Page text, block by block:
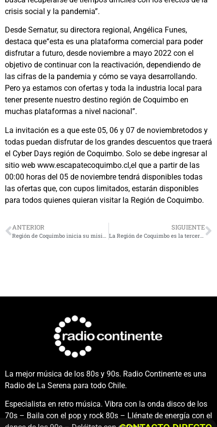
crisis social y la pandemia”.
Desde Sernatur, su directora regional, Angélica Funes,
destaca que“esta es una plataforma comercial para poder
disfrutar a futuro, desde noviembre a mayo 2022 con el
objetivo de continuar con la reactivación, dependiendo de
las cifras de la pandemia y cómo se vaya desarrollando.
Pero ya estamos con ofertas y toda la industria local para
tener presente nuestro destino región de Coquimbo en
muchas plataformas a nivel nacional”.
La invitación es a que este 05, 06 y 07 de noviembretodos y
todas puedan disfrutar de los grandes descuentos que traerá
el Cyber Days región de Coquimbo. Solo se debe ingresar al
sitio web www.escapatecoquimbo.cl,el que a partir de las
00:00 horas del 05 de noviembre tendrá disponibles todas
las ofertas que, con cupos limitados, estarán disponibles
para todos quienes quieran visitar la Región de Coquimbo.
ANTERIOR
Región de Coquimbo inicia su misión medallista en los juegos JUDEJUT
SIGUIENTE
La Región de Coquimbo es la tercera con mayor capacidad ERNC instalada en Chile
La mejor música de los 80s y 90s. Radio Continente es una
Radio de La Serena para todo Chile.
Especialista en retro música. Vibra con la onda disco de los
70s – Baila con el pop y rock 80s – Llénate de energía con el